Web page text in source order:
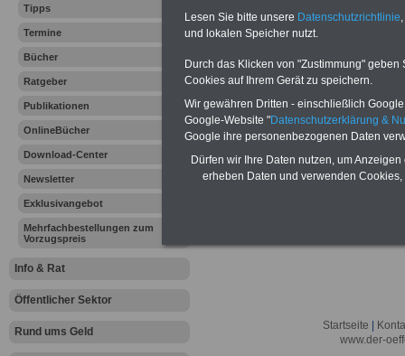
Tipps
Termine
Bücher
Ratgeber
Publikationen
OnlineBücher
Download-Center
Newsletter
Exklusivangebot
Mehrfachbestellungen zum
Vorzugspreis
Info & Rat
Öffentlicher Sektor
Rund ums Geld
Lexikon für
Hier bieten wir ein umfangsreiches
erläutern wir
Zusammenveranlagung
Startseite
www.der-
Lesen Sie bitte unsere Datenschutzrichtlinie
und lokalen Speicher nutzt.
Durch das Klicken von "Zustimmung"
Cookies auf Ihrem Gerät zu speichern.
Wir gewähren Dritten - einschließlich
Google-Website "Datenschutzerklärung &
Google ihre personenbezogenen Daten
Dürfen wir Ihre Daten nutzen, um
erheben Daten und verwenden